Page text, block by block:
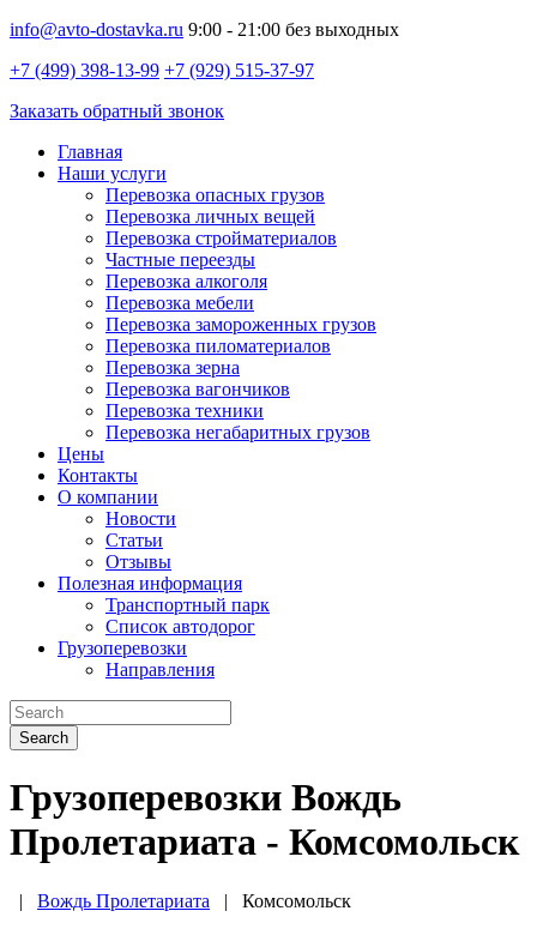
info@avto-dostavka.ru 9:00 - 21:00 без выходных
+7 (499) 398-13-99 +7 (929) 515-37-97
Заказать обратный звонок
Главная
Наши услуги
Перевозка опасных грузов
Перевозка личных вещей
Перевозка стройматериалов
Частные переезды
Перевозка алкоголя
Перевозка мебели
Перевозка замороженных грузов
Перевозка пиломатериалов
Перевозка зерна
Перевозка вагончиков
Перевозка техники
Перевозка негабаритных грузов
Цены
Контакты
О компании
Новости
Статьи
Отзывы
Полезная информация
Транспортный парк
Список автодорог
Грузоперевозки
Направления
Search
Грузоперевозки Вождь
Пролетариата - Комсомольск
| Вождь Пролетариата | Комсомольск